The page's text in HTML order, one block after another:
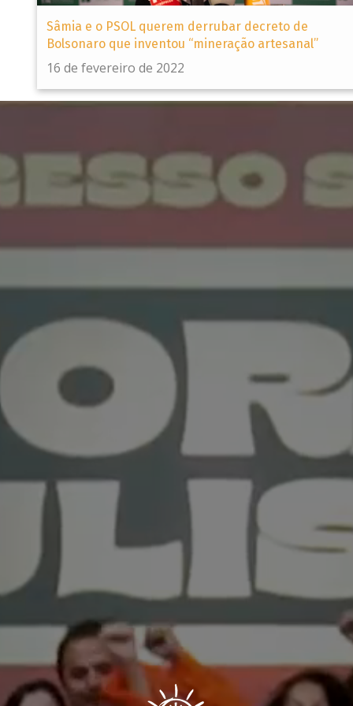
Sâmia e o PSOL querem derrubar decreto de
Bolsonaro que inventou “mineração artesanal”
16 de fevereiro de 2022